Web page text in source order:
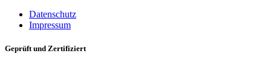
Datenschutz
Impressum
Geprüft und Zertifiziert